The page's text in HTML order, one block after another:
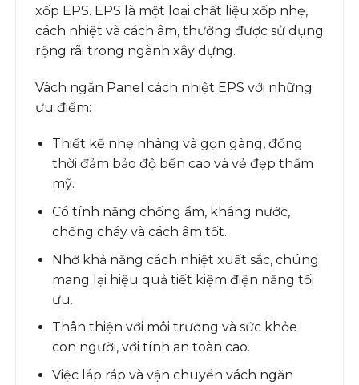
xốp EPS. EPS là một loại chất liệu xốp nhẹ,
cách nhiệt và cách âm, thường được sử dụng
rộng rãi trong ngành xây dựng.
Vách ngắn Panel cách nhiệt EPS với những
ưu điểm:
Thiết kế nhẹ nhàng và gọn gàng, đồng
thời đảm bảo độ bền cao và vẻ đẹp thẩm
mỹ.
Có tính năng chống ẩm, kháng nước,
chống cháy và cách âm tốt.
Nhờ khả năng cách nhiệt xuất sắc, chúng
mang lại hiệu quả tiết kiệm điện năng tối
ưu.
Thân thiện với môi trường và sức khỏe
con người, với tính an toàn cao.
Việc lắp ráp và vận chuyển vách ngăn